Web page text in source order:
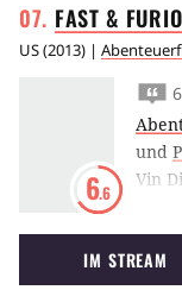
FAST &
US(2013) |
6.6
6
und
Vin
IM STREAM